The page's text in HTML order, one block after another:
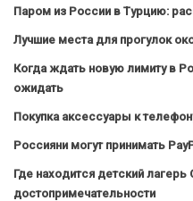
Паром из России в Турцию:
Лучшие места для прогулок
Когда ждать новую лимиту в
ожидать
Покупка аксессуары к
Россияни могут принимать
Где находится детский
достопримечательности